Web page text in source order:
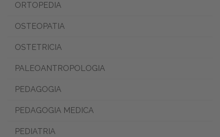
ORTOPEDIA
OSTEOPATIA
OSTETRICIA
PALEOANTROPOLOGIA
PEDAGOGIA
PEDAGOGIA MEDICA
PEDIATRIA